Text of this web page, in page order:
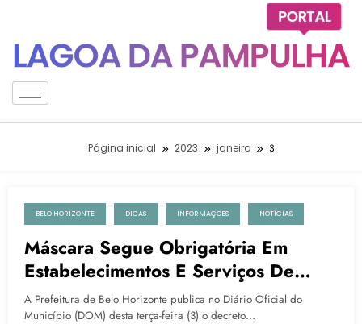
Página inicial 2023 janeiro 3
3 de janeiro de 2023
BELO HORIZONTE DICAS INFORMAÇÕES NOTÍCIAS
Máscara Segue Obrigatória Em
Estabelecimentos E Serviços De
Saúde Em BH
A Prefeitura de Belo Horizonte publica no Diário Oficial do
Município (DOM) desta terça-feira (3) o decreto…